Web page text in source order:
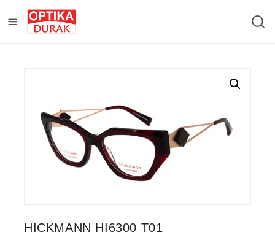
HICKMANN HI6300 T01